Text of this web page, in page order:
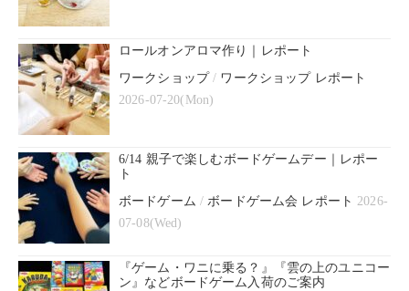
ロールオンアロマ作り｜レポート
ワークショップ/ ワークショップ レポート
2026-07-20(Mon)
6/14 親子で楽しむボードゲームデー｜レポー
ト
ボードゲーム /ボードゲーム会 レポート 2026-
07-08(Wed)
『ゲーム・ワニに乗る？』『雲の上のユニコー
ン』などボードゲーム入荷のご案内